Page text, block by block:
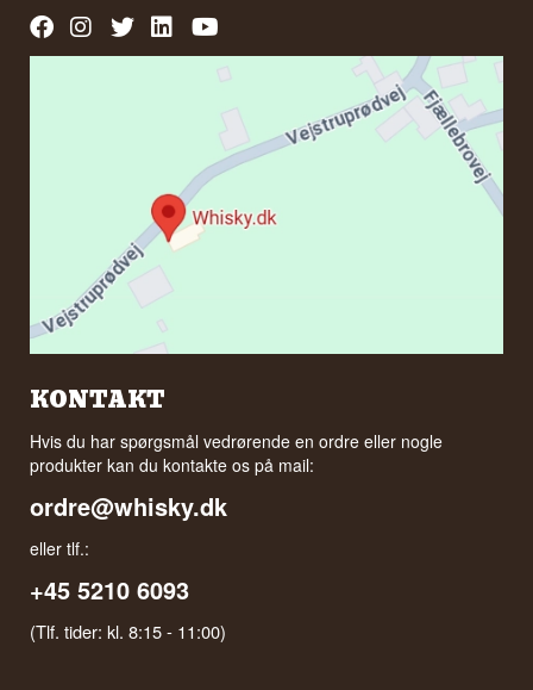
KONTAKT
Hvis du har spørgsmål vedrørende en ordre eller nogle
produkter kan du kontakte os på mail:
ordre@whisky.dk
eller tlf.:
+45 5210 6093
(Tlf. tider: kl. 8:15 - 11:00)